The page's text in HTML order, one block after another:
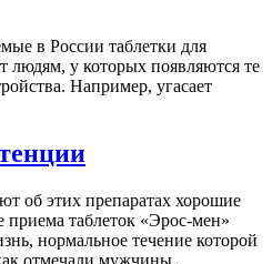
в России таблетки для
у которых появляются те
Например, угасает
об этих препаратах хорошие
таблеток «Эрос-мен»
нормальное течение которой
отмечали мужчины,